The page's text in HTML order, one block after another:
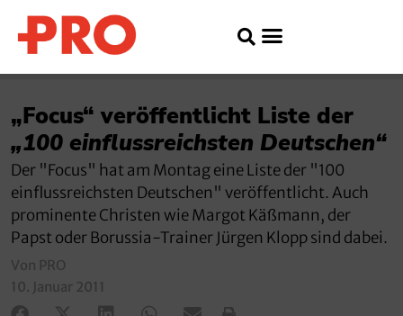
„Focus“ veröffentlicht Liste der
„100 einflussreichsten Deutschen“
Der "Focus" hat am Montag eine Liste der "100
einflussreichsten Deutschen" veröffentlicht. Auch
prominente Christen wie Margot Käßmann, der
Papst oder Borussia-Trainer Jürgen Klopp sind dabei.
Von PRO
10. Januar 2011